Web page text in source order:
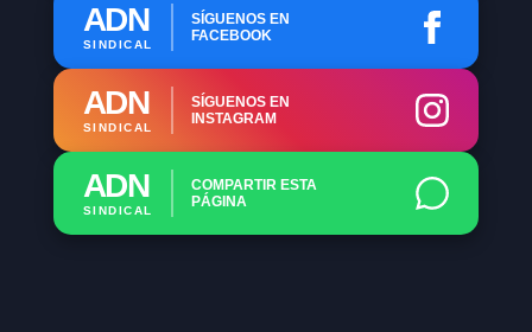
ADN
SINDICAL
SÍGUENOS EN
FACEBOOK
ADN
SINDICAL
SÍGUENOS EN
INSTAGRAM
ADN
SINDICAL
COMPARTIR ESTA
PÁGINA